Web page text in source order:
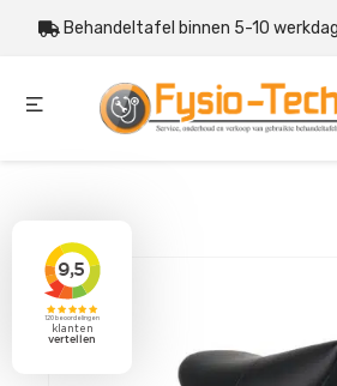
Behandeltafel binnen 5-10